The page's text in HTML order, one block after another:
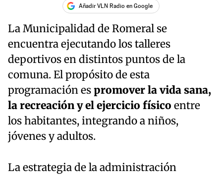
Añadir VLN Radio en Google
La Municipalidad de Romeral se
encuentra ejecutando los talleres
deportivos en distintos puntos de la
comuna. El propósito de esta
programación espromover la vida sana,
la recreación y el ejercicio físico entre
los habitantes, integrando a niños,
jóvenes y adultos.
La estrategia de la administración